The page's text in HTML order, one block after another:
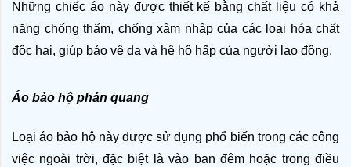
Những chiếc áo này được thiết kế bằng chất liệu có khả
năng chống thấm, chống xâm nhập của các loại hóa chất
độc hại, giúp bảo vệ da và hệ hô hấp của người lao động.
Áo bảo hộ phản quang
Loại áo bảo hộ này được sử dụng phổ biến trong các công
việc ngoài trời, đặc biệt là vào ban đêm hoặc trong điều